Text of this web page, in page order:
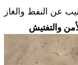
والتفتيش